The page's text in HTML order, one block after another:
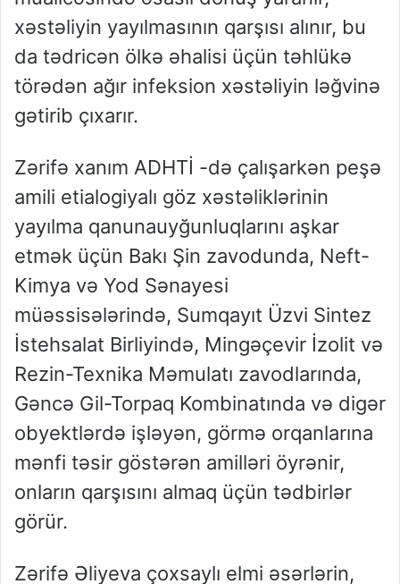
xəstəliyin yayılmasının qarşısı alınır, bu
da tədricən ölkə əhalisi üçün təhlükə
törədən ağır infeksion xəstəliyin ləğvinə
gətirib çıxarır.
Zərifə xanım ADHTİ -də çalışarkən peşə
amili etialogiyalı göz xəstəliklərinin
yayılma qanunauyğunluqlarını aşkar
etmək üçün Bakı Şin zavodunda, Neft-
Kimya və Yod Sənayesi
müəssisələrində, Sumqayıt Üzvi Sintez
İstehsalat Birliyində, Mingəçevir İzolit və
Rezin-Texnika Məmulatı zavodlarında,
Gəncə Gil-Torpaq Kombinatında və digər
obyektlərdə işləyən, görmə orqanlarına
mənfi təsir göstərən amilləri öyrənir,
onların qarşısını almaq üçün tədbirlər
görür.
Zərifə Əliyeva çoxsaylı elmi əsərlərin,